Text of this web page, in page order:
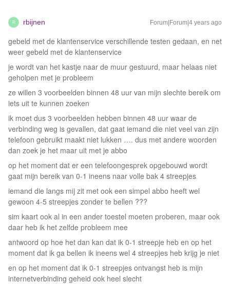
R rbijnen Forum|Forum|4 years ago
gebeld met de klantenservice verschillende testen gedaan, en net
weer gebeld met de klantenservice
je wordt van het kastje naar de muur gestuurd, maar helaas niet
geholpen met je probleem
ze willen 3 voorbeelden binnen 48 uur van mijn slechte bereik om
iets uit te kunnen zoeken
ik moet dus 3 voorbeelden hebben binnen 48 uur waar de
verbinding weg is gevallen, dat gaat iemand die niet veel van zijn
telefoon gebruikt maakt niet lukken …. dus met andere woorden
dan zoek je het maar uit met je abbo
op het moment dat er een telefoongesprek opgebouwd wordt
gaat mijn bereik van 0-1 ineens naar volle bak 4 streepjes
iemand die langs mij zit met ook een simpel abbo heeft wel
gewoon 4-5 streepjes zonder te bellen ???
sim kaart ook al in een ander toestel moeten proberen, maar ook
daar heb ik het zelfde probleem mee
antwoord op hoe het dan kan dat ik 0-1 streepje heb en op het
moment dat ik ga bellen ik ineens wel 4 streepjes heb krijg je niet
en op het moment dat ik 0-1 streepjes ontvangst heb is mijn
internetverbinding geheid ook heel slecht